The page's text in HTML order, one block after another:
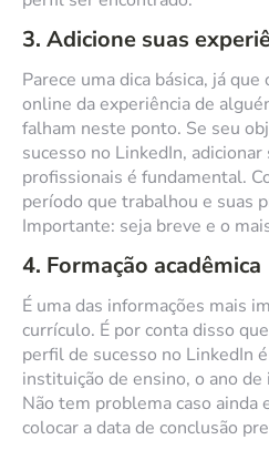
3. Adicione suas
Parece uma dica básica, já
online da experiência de
falham neste ponto. Se seu
sucesso no LinkedIn,
profissionais é fundamental.
período que trabalhou e suas
Importante: seja breve e o
4. Formação acadêmica
É uma das informações mais
currículo. É por conta disso
perfil de sucesso no LinkedIn
instituição de ensino, o ano
Não tem problema caso ainda
colocar a data de conclusão